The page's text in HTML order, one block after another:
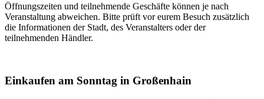
Öffnungszeiten und teilnehmende Geschäfte können je nach
Veranstaltung abweichen. Bitte prüft vor eurem Besuch zusätzlich
die Informationen der Stadt, des Veranstalters oder der
teilnehmenden Händler.
Einkaufen am Sonntag in Großenhain